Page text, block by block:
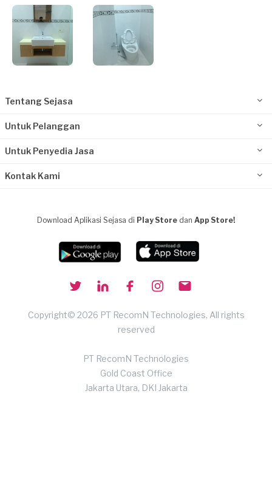
Tentang Sejasa
Untuk Pelanggan
Untuk Penyedia Jasa
Kontak Kami
Download Aplikasi Sejasa di Play Store dan App Store!
Copyright© 2026 PT RecomN Technologies, All rights
reserved
PT RecomN Technologies
Gold Coast Office
Jakarta Utara, DKI Jakarta